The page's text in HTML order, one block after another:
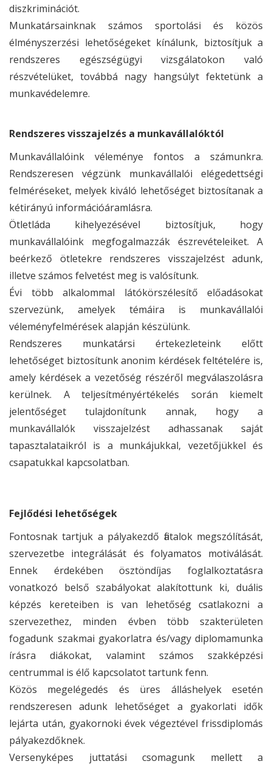
diszkriminációt.
Munkatársainknak számos sportolási és közös
élményszerzési lehetőségeket kínálunk, biztosítjuk a
rendszeres egészségügyi vizsgálatokon való
részvételüket, továbbá nagy hangsúlyt fektetünk a
munkavédelemre.
Rendszeres visszajelzés a munkavállalóktól
Munkavállalóink véleménye fontos a számunkra.
Rendszeresen végzünk munkavállalói elégedettségi
felméréseket, melyek kiváló lehetőséget biztosítanak a
kétirányú információáramlásra.
Ötletláda kihelyezésével biztosítjuk, hogy
munkavállalóink megfogalmazzák észrevételeiket. A
beérkező ötletekre rendszeres visszajelzést adunk,
illetve számos felvetést meg is valósítunk.
Évi több alkalommal látókörszélesítő előadásokat
szervezünk, amelyek témáira is munkavállalói
véleményfelmérések alapján készülünk.
Rendszeres munkatársi értekezleteink előtt
lehetőséget biztosítunk anonim kérdések feltételére is,
amely kérdések a vezetőség részéről megválaszolásra
kerülnek. A teljesítményértékelés során kiemelt
jelentőséget tulajdonítunk annak, hogy a
munkavállalók visszajelzést adhassanak saját
tapasztalataikról is a munkájukkal, vezetőjükkel és
csapatukkal kapcsolatban.
Fejlődési lehetőségek
Fontosnak tartjuk a pályakezdő fiatalok megszólítását,
szervezetbe integrálását és folyamatos motiválását.
Ennek érdekében ösztöndíjas foglalkoztatásra
vonatkozó belső szabályokat alakítottunk ki, duális
képzés kereteiben is van lehetőség csatlakozni a
szervezethez, minden évben több szakterületen
fogadunk szakmai gyakorlatra és/vagy diplomamunka
írásra diákokat, valamint számos szakképzési
centrummal is élő kapcsolatot tartunk fenn.
Közös megelégedés és üres álláshelyek esetén
rendszeresen adunk lehetőséget a gyakorlati idők
lejárta után, gyakornoki évek végeztével frissdiplomás
pályakezdőknek.
Versenyképes juttatási csomagunk mellett a